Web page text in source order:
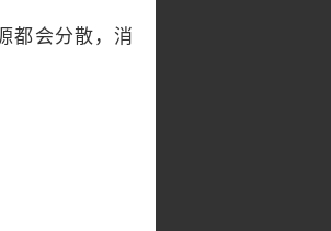
都会分散，消